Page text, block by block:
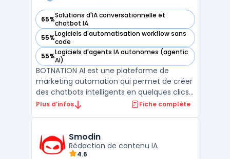
65%Solutions d'IA conversationnelle et
chatbot IA
— voir BOTNATION AI dans cette catégorie
55%Logiciels d'automatisation workflow sans
code
— voir BOTNATION AI dans cette catégorie
55%Logiciels d'agents IA autonomes (agentic
AI)
— voir BOTNATION AI dans cette catégorie
BOTNATION AI est une plateforme de
marketing automation qui permet de créer
des chatbots intelligents en quelques clics,
sans avoir besoin de coder. Cette solution
ainsi la satisfaction client, la rentabilité et la
produ ...
Plus d’infos Fiche complète
Smodin
Rédaction de contenu IA
4.6